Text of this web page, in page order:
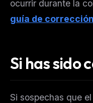
ocurrir durante la
guía de corrección
Si has sido
Si sospechas que